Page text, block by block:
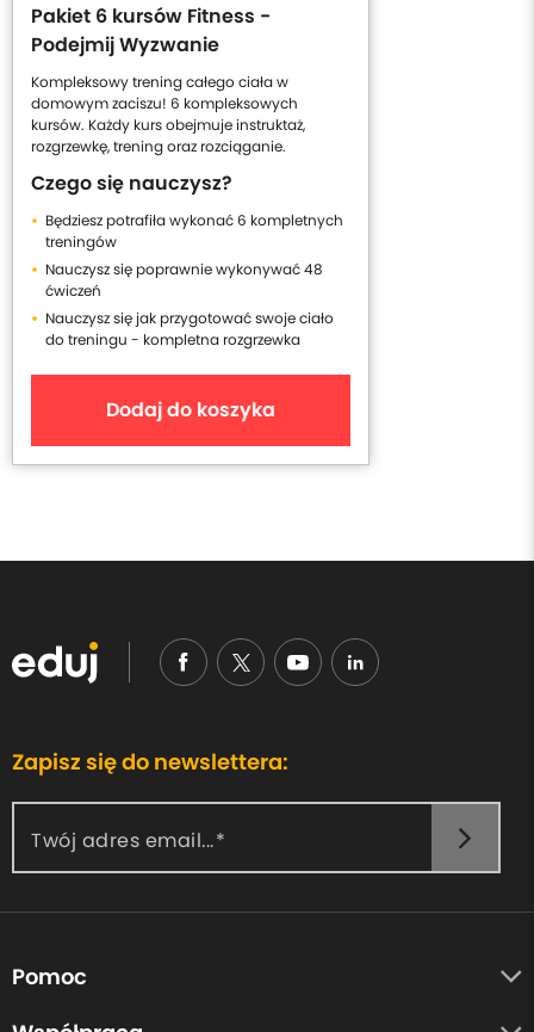
Pakiet 6 kursów Fitness -
Podejmij Wyzwanie
Kompleksowy trening całego ciała w
domowym zaciszu! 6 kompleksowych
kursów. Każdy kurs obejmuje instruktaż,
rozgrzewkę, trening oraz rozciąganie.
Czego się nauczysz?
Będziesz potrafiła wykonać 6 kompletnych
treningów
Nauczysz się poprawnie wykonywać 48
ćwiczeń
Nauczysz się jak przygotować swoje ciało
do treningu - kompletna rozgrzewka
Dodaj do koszyka
Zapisz się do newslettera:
Twój adres email...
Pomoc